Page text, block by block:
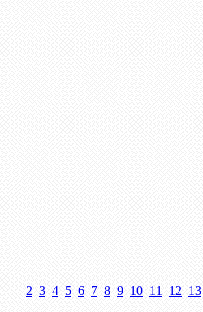
2 3 4 5 6 7 8 9 10 11 12 13